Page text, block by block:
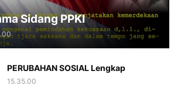
Sidang PPKI
PERUBAHAN SOSIAL Lengkap
15.35.00